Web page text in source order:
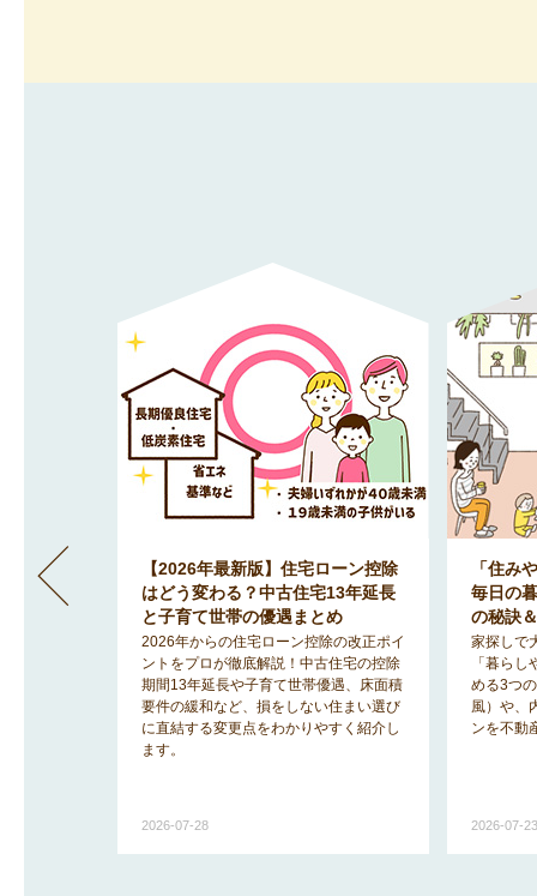
取りが
で明る
【2026年最新版】住宅ローン控除
はどう変わる？中古住宅13年延長
と子育て世帯の優遇まとめ
2026年からの住宅ローン控除の改正ポイ
ントをプロが徹底解説！中古住宅の控除
期間13年延長や子育て世帯優遇、床面積
要件の緩和など、損をしない住まい選び
に直結する変更点をわかりやすく紹介し
ます。
2026-07-28
「住み
毎日の
の秘訣
家探しで
「暮ら
める3つ
風）や、
ンを不動
2026-07-23